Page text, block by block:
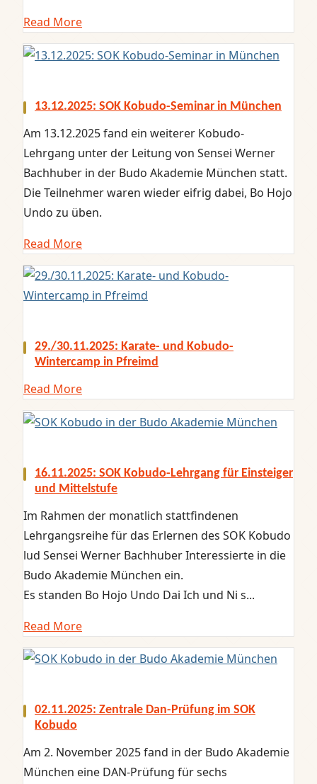
Read More
13.12.2025: SOK Kobudo-Seminar in München
Am 13.12.2025 fand ein weiterer Kobudo-
Lehrgang unter der Leitung von Sensei Werner
Bachhuber in der Budo Akademie München statt.
Die Teilnehmer waren wieder eifrig dabei, Bo Hojo
Undo zu üben.
Read More
29./30.11.2025: Karate- und Kobudo-
Wintercamp in Pfreimd
Read More
16.11.2025: SOK Kobudo-Lehrgang für Einsteiger
und Mittelstufe
Im Rahmen der monatlich stattfindenen
Lehrgangsreihe für das Erlernen des SOK Kobudo
lud Sensei Werner Bachhuber Interessierte in die
Budo Akademie München ein.
Es standen Bo Hojo Undo Dai Ich und Ni s...
Read More
02.11.2025: Zentrale Dan-Prüfung im SOK
Kobudo
Am 2. November 2025 fand in der Budo Akademie
München eine DAN-Prüfung für sechs